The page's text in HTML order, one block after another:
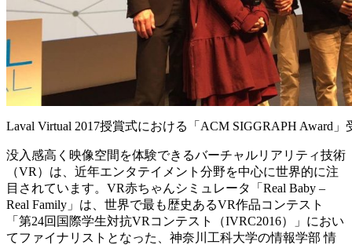
Laval Virtual 2017授賞式における「ACM SIGGRAPH Award」
没入感高く映像空間を体験できるバーチャルリアリティ技術
（VR）は、近年エンタテイメント分野を中心に世界的に注
目されています。VR赤ちゃんシミュレータ「Real Baby –
Real Family」は、世界で最も歴史あるVR作品コンテスト
「第24回国際学生対抗VRコンテスト（IVRC2016）」におい
てファイナリストとなった、神奈川工科大学の情報学部 情